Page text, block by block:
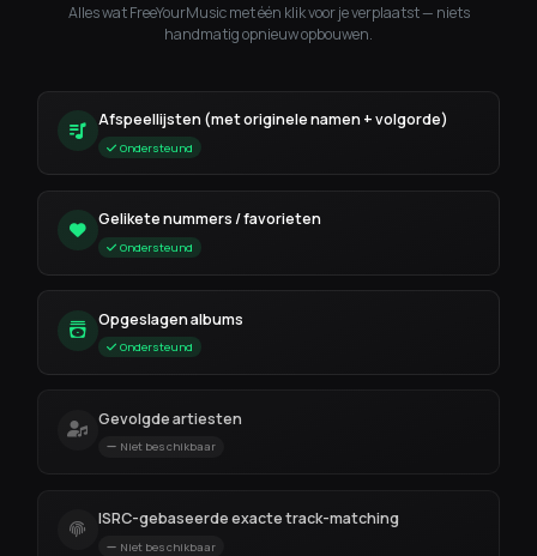
Alles wat FreeYourMusic met één klik voor je verplaatst — niets
handmatig opnieuw opbouwen.
Afspeellijsten (met originele namen + volgorde)
Ondersteund
Gelikete nummers / favorieten
Ondersteund
Opgeslagen albums
Ondersteund
Gevolgde artiesten
Niet beschikbaar
ISRC-gebaseerde exacte track-matching
Niet beschikbaar